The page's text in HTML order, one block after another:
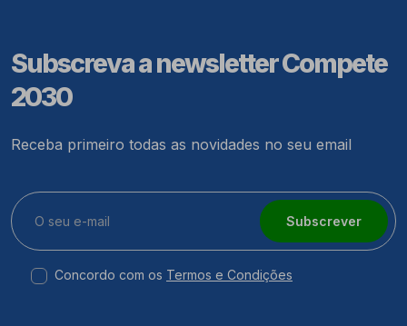
Subscreva a newsletter Compete
2030
Receba primeiro todas as novidades no seu email
Subscrever
Concordo com os Termos e Condições